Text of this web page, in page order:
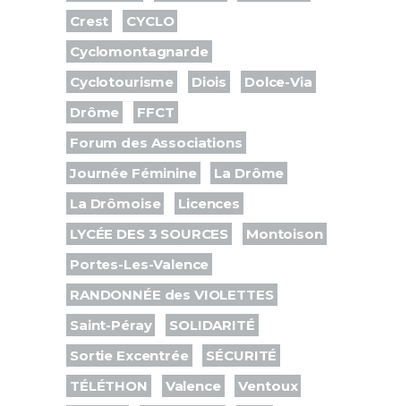
Crest
CYCLO
Cyclomontagnarde
Cyclotourisme
Diois
Dolce-Via
Drôme
FFCT
Forum des Associations
Journée Féminine
La Drôme
La Drômoise
Licences
LYCÉE DES 3 SOURCES
Montoison
Portes-Les-Valence
RANDONNÉE des VIOLETTES
Saint-Péray
SOLIDARITÉ
Sortie Excentrée
SÉCURITÉ
TÉLÉTHON
Valence
Ventoux